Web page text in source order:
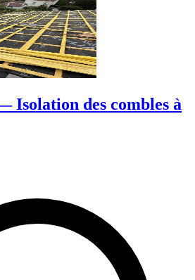
Isolation des combles à